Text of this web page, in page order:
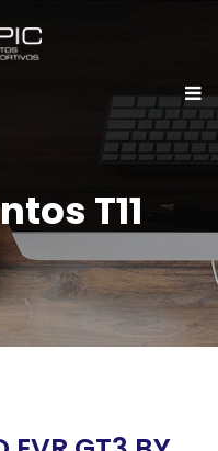
T11